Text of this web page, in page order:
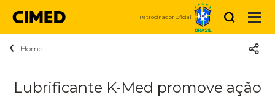
Sobre a Cimed
Patrocinador Oficial
Home
Lubrificante K-Med promove ação